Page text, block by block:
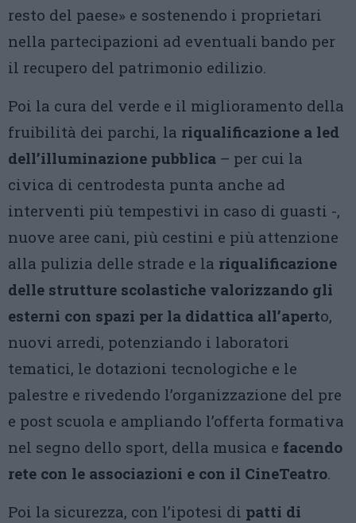
resto del paese» e sostenendo i proprietari
nella partecipazioni ad eventuali bando per
il recupero del patrimonio edilizio.
Poi la cura del verde e il miglioramento della
fruibilità dei parchi, la riqualificazione a led
dell’illuminazione pubblica – per cui la
civica di centrodesta punta anche ad
interventi più tempestivi in caso di guasti -,
nuove aree cani, più cestini e più attenzione
alla pulizia delle strade e la riqualificazione
delle strutture scolastiche valorizzando gli
esterni con spazi per la didattica all’aperto,
nuovi arredi, potenziando i laboratori
tematici, le dotazioni tecnologiche e le
palestre e rivedendo l’organizzazione del pre
e post scuola e ampliando l’offerta formativa
nel segno dello sport, della musica e facendo
rete con le associazioni e con il CineTeatro.
Poi la sicurezza, con l’ipotesi di patti di